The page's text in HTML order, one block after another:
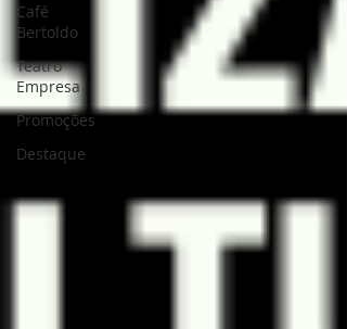
Café
Bertoldo
Teatro
Empresa
Promoções
Destaque